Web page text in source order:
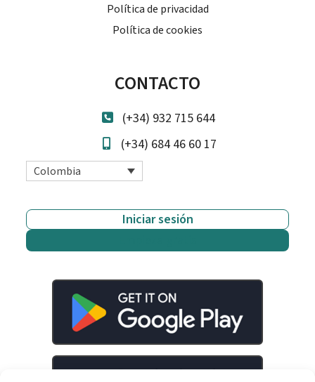
Política de privacidad
Política de cookies
CONTACTO
(+34) 932 715 644
(+34) 684 46 60 17
Colombia
Iniciar sesión